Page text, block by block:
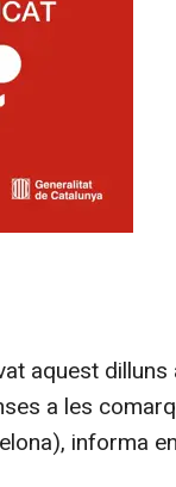
aquest
a les
informa